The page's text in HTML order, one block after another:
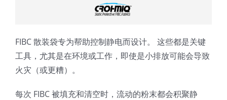
FIBC 散装袋专为帮助控制静电而设计。 这些都是关键
工具，尤其是在环境或工作，即使是小排放可能会导致
火灾（或更糟）。
每次 FIBC 被填充和清空时，流动的粉末都会积聚静